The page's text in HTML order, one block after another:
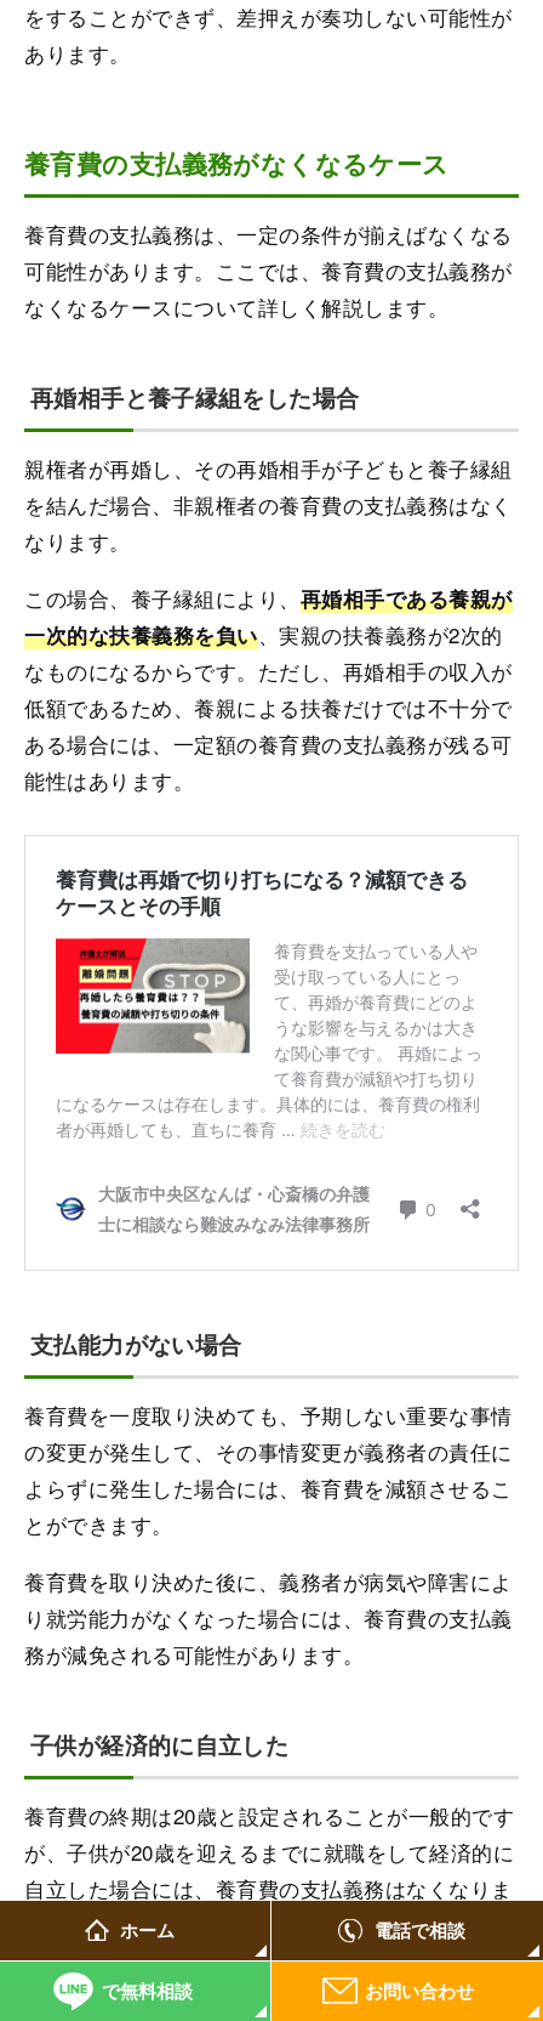
をすることができず、差押えが奏功しない可能性が
あります。
養育費の支払義務がなくなるケース
養育費の支払義務は、一定の条件が揃えばなくなる
可能性があります。ここでは、養育費の支払義務が
なくなるケースについて詳しく解説します。
再婚相手と養子縁組をした場合
親権者が再婚し、その再婚相手が子どもと養子縁組
を結んだ場合、非親権者の養育費の支払義務はなく
なります。
この場合、養子縁組により、 再婚相手である養親が
一次的な扶養義務を負い、実親の扶養義務が2次的
なものになるからです。ただし、再婚相手の収入が
低額であるため、養親による扶養だけでは不十分で
ある場合には、一定額の養育費の支払義務が残る可
能性はあります。
支払能力がない場合
養育費を一度取り決めても、予期しない重要な事情
の変更が発生して、その事情変更が義務者の責任に
よらずに発生した場合には、養育費を減額させるこ
とができます。
養育費を取り決めた後に、義務者が病気や障害によ
り就労能力がなくなった場合には、養育費の支払義
務が減免される可能性があります。
子供が経済的に自立した
養育費の終期は20歳と設定されることが一般的です
が、子供が20歳を迎えるまでに就職をして経済的に
自立した場合には、養育費の支払義務はなくなりま
そもそも、養育費の義務は未成熟の子供に対する扶
ホーム 電話で相談
で無料相談 お問い合わせ